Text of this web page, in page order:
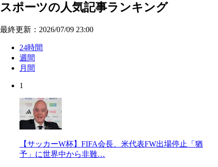
スポーツの人気記事ランキング
最終更新：2026/07/09 23:00
24時間
週間
月間
1
【サッカーW杯】FIFA会長、米代表FW出場停止「猶
予」に世界中から非難…